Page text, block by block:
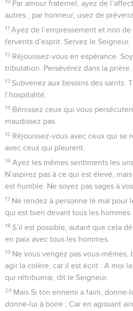
10 Par amour fraternel, ayez de
autres ; par honneur, usez de
11 Ayez de l’empressement et non de
fervents d’esprit. Servez le Seigneur.
12 Réjouissez-vous en espérance.
tribulation. Persévérez dans la prière.
13 Subvenez aux besoins des saints.
l’hospitalité.
14 Bénissez ceux qui vous
maudissez pas.
15 Réjouissez-vous avec ceux qui se
avec ceux qui pleurent.
16 Ayez les mêmes sentiments les
N’aspirez pas à ce qui est élevé,
est humble. Ne soyez pas sages à
17 Ne rendez à personne le mal pour
qui est bien devant tous les hommes.
18 S’il est possible, autant que cela
en paix avec tous les hommes.
19 Ne vous vengez pas vous-mêmes,
agir la colère, car il est écrit : A moi
qui rétribuerai, dit le Seigneur.
20 Mais Si ton ennemi a faim, donne-
donne-lui à boire ; Car en agissant